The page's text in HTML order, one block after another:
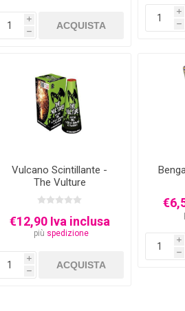
i
h
i
h
Vulcano Scintillante -
The Vulture
€12,90 Iva inclusa
più spedizione
i
h
i
h